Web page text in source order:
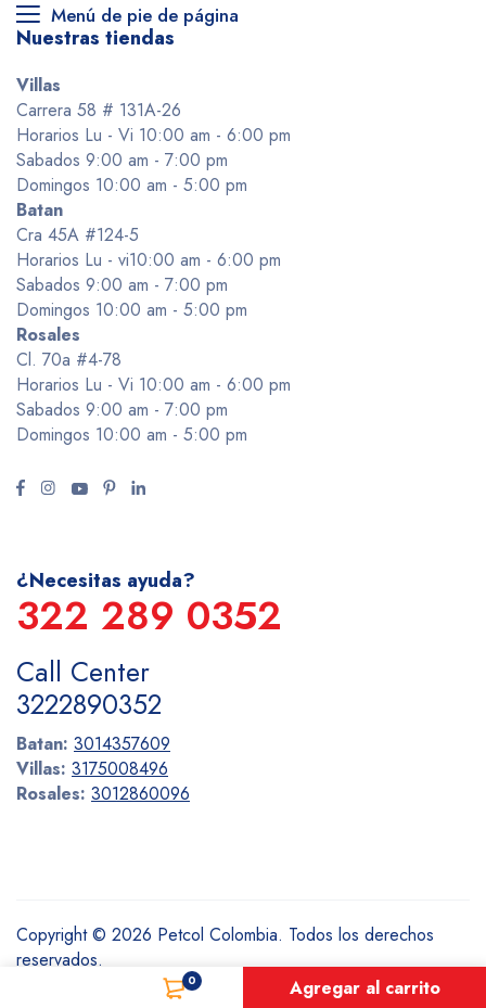
Menú de pie de página
Nuestras tiendas
Villas
Carrera 58 # 131A-26
Horarios Lu - Vi 10:00 am - 6:00 pm
Sabados 9:00 am - 7:00 pm
Domingos 10:00 am - 5:00 pm
Batan
Cra 45A #124-5
Horarios Lu - vi10:00 am - 6:00 pm
Sabados 9:00 am - 7:00 pm
Domingos 10:00 am - 5:00 pm
Rosales
Cl. 70a #4-78
Horarios Lu - Vi 10:00 am - 6:00 pm
Sabados 9:00 am - 7:00 pm
Domingos 10:00 am - 5:00 pm
¿Necesitas ayuda?
322 289 0352
Call Center
3222890352
Batan: 3014357609
Villas: 3175008496
Rosales: 3012860096
Copyright © 2026 Petcol Colombia. Todos los derechos
reservados.
0 Agregar al carrito